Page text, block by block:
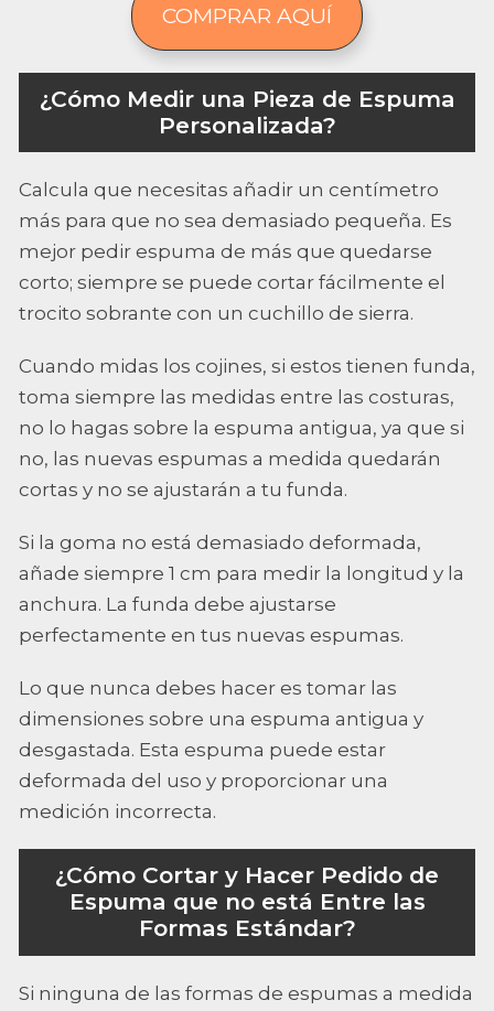
COMPRAR AQUÍ
¿Cómo Medir una Pieza de Espuma
Personalizada?
Calcula que necesitas añadir un centímetro
más para que no sea demasiado pequeña. Es
mejor pedir espuma de más que quedarse
corto; siempre se puede cortar fácilmente el
trocito sobrante con un cuchillo de sierra.
Cuando midas los cojines, si estos tienen funda,
toma siempre las medidas entre las costuras,
no lo hagas sobre la espuma antigua, ya que si
no, las nuevas espumas a medida quedarán
cortas y no se ajustarán a tu funda.
Si la goma no está demasiado deformada,
añade siempre 1 cm para medir la longitud y la
anchura. La funda debe ajustarse
perfectamente en tus nuevas espumas.
Lo que nunca debes hacer es tomar las
dimensiones sobre una espuma antigua y
desgastada. Esta espuma puede estar
deformada del uso y proporcionar una
medición incorrecta.
¿Cómo Cortar y Hacer Pedido de
Espuma que no está Entre las
Formas Estándar?
Si ninguna de las formas de espumas a medida